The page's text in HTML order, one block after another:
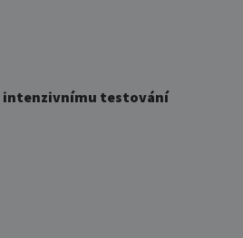
intenzivnímu testování